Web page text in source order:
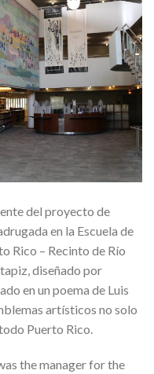
del proyecto de
en la Escuela de
Rico – Recinto de Río
diseñado por
en un poema de Luis
artísticos no solo
Puerto Rico.
the manager for the